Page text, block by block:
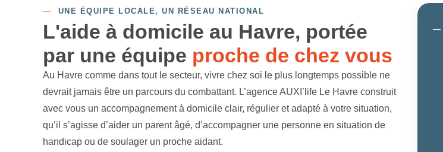
— UNE ÉQUIPE LOCALE, UN RÉSEAU NATIONAL
L'aide à domicile au Havre, portée
par une équipe proche de chez vous
Au Havre comme dans tout le secteur, vivre chez soi le plus longtemps possible ne
devrait jamais être un parcours du combattant. L’agence AUXI’life Le Havre construit
avec vous un accompagnement à domicile clair, régulier et adapté à votre situation,
qu’il s’agisse d’aider un parent âgé, d’accompagner une personne en situation de
handicap ou de soulager un proche aidant.
—